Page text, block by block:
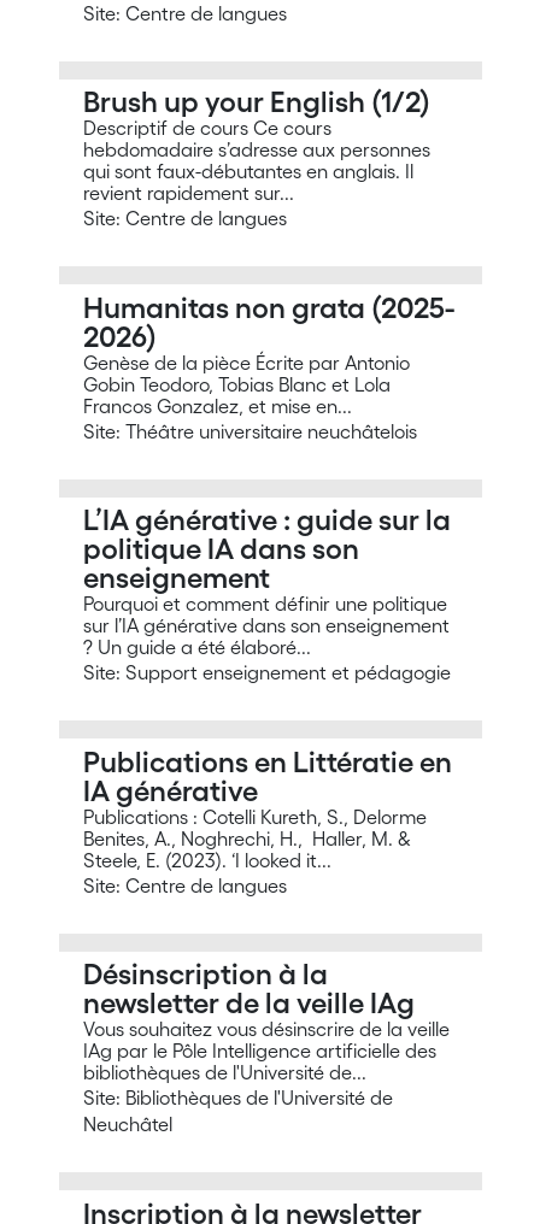
Site: Centre de langues
Brush up your English (1/2)
Descriptif de cours Ce cours
hebdomadaire s’adresse aux personnes
qui sont faux-débutantes en anglais. Il
revient rapidement sur...
Site: Centre de langues
Humanitas non grata (2025-
2026)
Genèse de la pièce Écrite par Antonio
Gobin Teodoro, Tobias Blanc et Lola
Francos Gonzalez, et mise en...
Site: Théâtre universitaire neuchâtelois
L’IA générative : guide sur la
politique IA dans son
enseignement
Pourquoi et comment définir une politique
sur l’IA générative dans son enseignement
? Un guide a été élaboré...
Site: Support enseignement et pédagogie
Publications en Littératie en
IA générative
Publications : Cotelli Kureth, S., Delorme
Benites, A., Noghrechi, H., Haller, M. &
Steele, E. (2023). ‘I looked it...
Site: Centre de langues
Désinscription à la
newsletter de la veille IAg
Vous souhaitez vous désinscrire de la veille
IAg par le Pôle Intelligence artificielle des
bibliothèques de l'Université de...
Site: Bibliothèques de l'Université de
Neuchâtel
Inscription à la newsletter